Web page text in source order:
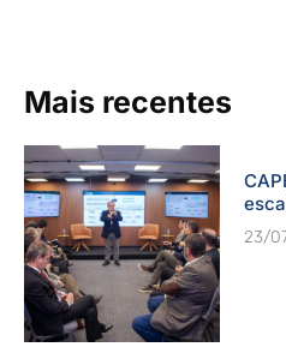
Mais recentes
23/